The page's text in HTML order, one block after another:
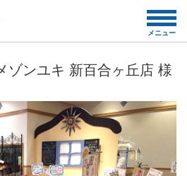
メニュー
ゾンユキ 新百合ヶ丘店 様